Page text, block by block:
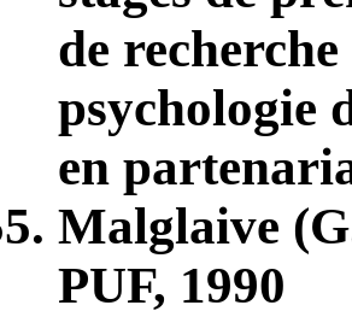
de
psychologie
en
Malglaive
PUF, 1990